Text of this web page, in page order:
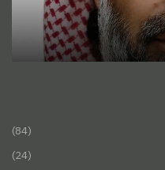
(84)
(24)